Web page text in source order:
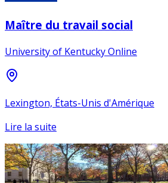
Maître du travail social
University of Kentucky Online
Lexington, États-Unis d'Amérique
Lire la suite